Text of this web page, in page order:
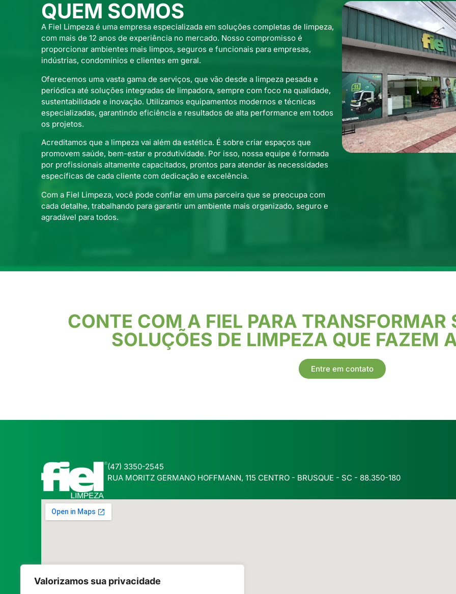
Valorizamos sua privacidade
QUEM SOMOS
A Fiel Limpeza é uma empresa especializada em soluções completas de limpeza,
com mais de 12 anos de experiência no mercado. Nosso compromisso é
proporcionar ambientes mais limpos, seguros e funcionais para empresas,
indústrias, condomínios e clientes em geral.
Oferecemos uma vasta gama de serviços, que vão desde a limpeza pesada e
periódica até soluções integradas de limpadora, sempre com foco na qualidade,
sustentabilidade e inovação. Utilizamos equipamentos modernos e técnicas
especializadas, garantindo eficiência e resultados de alta performance em todos
os projetos.
Acreditamos que a limpeza vai além da estética. É sobre criar espaços que
promovem saúde, bem-estar e produtividade. Por isso, nossa equipe é formada
por profissionais altamente capacitados, prontos para atender às necessidades
específicas de cada cliente com dedicação e excelência.
Com a Fiel Limpeza, você pode confiar em uma parceira que se preocupa com
cada detalhe, trabalhando para garantir um ambiente mais organizado, seguro e
agradável para todos.
CONTE COM A FIEL PARA TRANSFORMAR
SOLUÇÕES DE LIMPEZA QUE FAZEM
Entre em contato
(47) 3350-2545
RUA MORITZ GERMANO HOFFMANN, 115 CENTRO - BRUSQUE - SC - 88.350-180